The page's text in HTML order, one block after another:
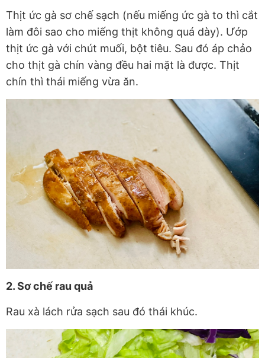
Thịt ức gà sơ chế sạch (nếu miếng ức gà to thì cắt
làm đôi sao cho miếng thịt không quá dày). Ướp
thịt ức gà với chút muối, bột tiêu. Sau đó áp chảo
cho thịt gà chín vàng đều hai mặt là được. Thịt
chín thì thái miếng vừa ăn.
2. Sơ chế rau quả
Rau xà lách rửa sạch sau đó thái khúc.